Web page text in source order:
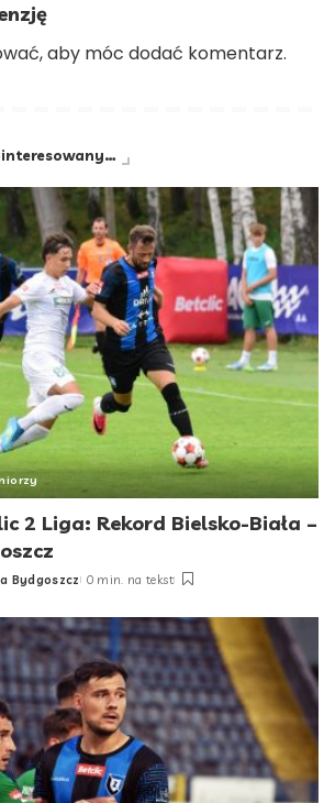
, aby móc dodać komentarz.
2 Liga: Rekord Bielsko-Biała –
Bydgoszcz 0 min. na tekst